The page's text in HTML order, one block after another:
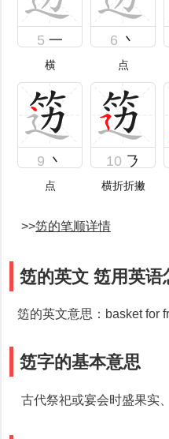
5 一
横
6 丶
点
9 丶
点
10 ㇋
横折折撇
>>笾的笔顺详情
笾的英文 笾用英语
笾的英文意思：basket for
笾字的基本意思
古代祭祀或宴会时盛果实